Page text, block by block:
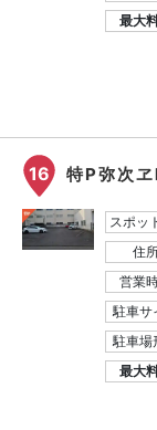
最大
16 特P弥次
スポッ
住
営業
駐車サ
駐車場
最大